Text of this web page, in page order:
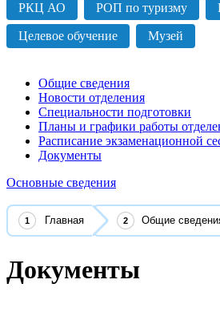
РКЦ АО РОП по туризму
Целевое обучение Музей
Общие сведения
Новости отделения
Специальности подготовки
Планы и графики работы
Расписание экзаменационной
Документы
Основные сведения
Главная Общие
Документы